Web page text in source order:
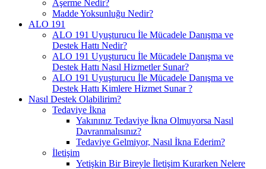
Aşerme Nedir?
Madde Yoksunluğu Nedir?
ALO 191
ALO 191 Uyuşturucu İle Mücadele Danışma ve
Destek Hattı Nedir?
ALO 191 Uyuşturucu İle Mücadele Danışma ve
Destek Hattı Nasıl Hizmetler Sunar?
ALO 191 Uyuşturucu İle Mücadele Danışma ve
Destek Hattı Kimlere Hizmet Sunar ?
Nasıl Destek Olabilirim?
Tedaviye İkna
Yakınınız Tedaviye İkna Olmuyorsa Nasıl
Davranmalısınız?
Tedaviye Gelmiyor, Nasıl İkna Ederim?
İletişim
Yetişkin Bir Bireyle İletişim Kurarken Nelere